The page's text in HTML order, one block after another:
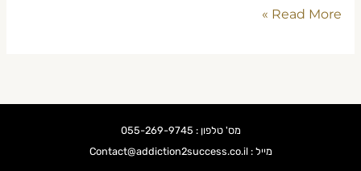
Read More »
מס' טלפון : 055-269-9745
מייל : Contact@addiction2success.co.il